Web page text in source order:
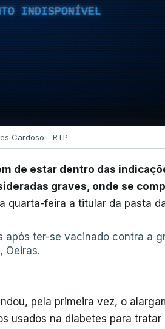
INDISPONÍVEL
Cardoso - RTP
de estar dentro das
graves, onde se
quarta-feira a titular da pasta
após ter-se vacinado contra a
Oeiras.
pela primeira vez, o
usados na diabetes para tratar